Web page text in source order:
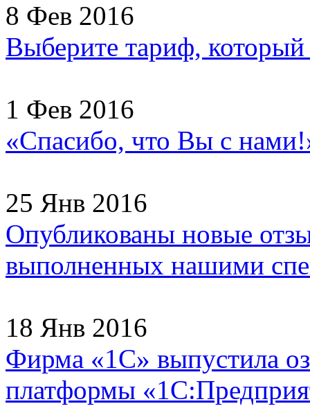
8 Фев 2016
Выберите тариф,
1 Фев 2016
«Спасибо, что Вы с
25 Янв 2016
Опубликованы новые
выполненных нашими
18 Янв 2016
Фирма «1С» выпустила
платформы